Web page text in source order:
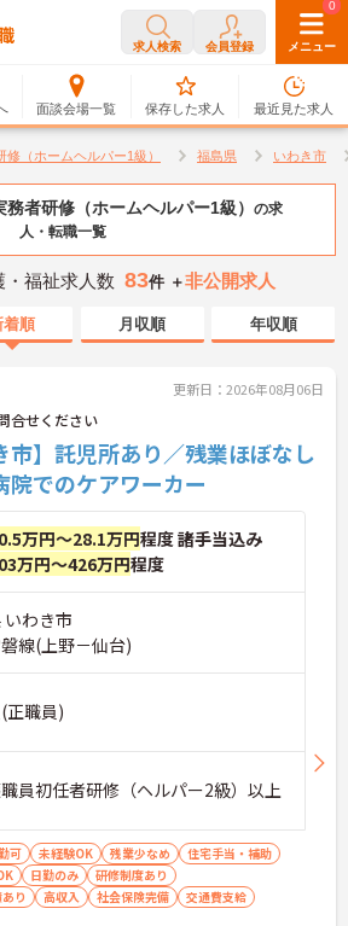
求人検索 会員登録 メニュー
面談会場一覧
0
保存した求人
0
最近見た求人
修（ホームヘルパー1級） 福島県 いわき市
者研修（ホームヘルパー1級） の求
人・転職一覧
・福祉求人数 83件 ＋非公開求人
着順 月収順 年収順
更新日：2026年08月06日
せください
市】託児所あり／残業ほぼなし
でのケアワーカー
万円～28.1万円程度 諸手当込み
万円～426万円程度
わき市
線(上野－仙台)
正職員)
員初任者研修（ヘルパー2級）以上
可 未経験OK 残業少なめ
住宅手当・補助
日勤のみ
研修制度あり
り
高収入 社会保険完備
交通費支給